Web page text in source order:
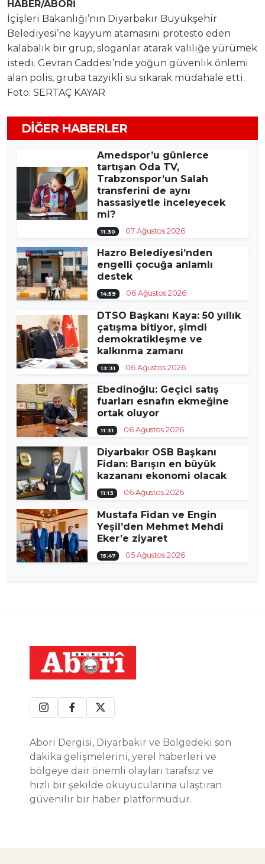
HABER/ABORİ
İçişleri Bakanlığı’nın Diyarbakır Büyükşehir
Belediyesi’ne kayyum atamasını protesto eden
kalabalık bir grup, sloganlar atarak valiliğe yürümek
istedi. Gevran Caddesi’nde yoğun güvenlik önlemi
alan polis, gruba tazyikli su sıkarak müdahale etti.
Foto: SERTAÇ KAYAR
DIĞER HABERLER
Amedspor’u günlerce
tartışan Oda TV,
Trabzonspor’un Salah
transferini de aynı
hassasiyetle inceleyecek
mi?
11:30 07 Ağustos 2026
Hazro Belediyesi’nden
engelli çocuğa anlamlı
destek
14:59 06 Ağustos 2026
DTSO Başkanı Kaya: 50 yıllık
çatışma bitiyor, şimdi
demokratikleşme ve
kalkınma zamanı
13:31 06 Ağustos 2026
Ebedinoğlu: Geçici satış
fuarları esnafın ekmeğine
ortak oluyor
11:31 06 Ağustos 2026
Diyarbakır OSB Başkanı
Fidan: Barışın en büyük
kazananı ekonomi olacak
11:13 06 Ağustos 2026
Mustafa Fidan ve Engin
Yeşil’den Mehmet Mehdi
Eker’e ziyaret
15:47 05 Ağustos 2026
Abori Dergisi, Diyarbakır ve Bölgedeki son
dakika gelişmelerini, yerel haberleri ve
bölgeye dair önemli olayları tarafsız ve
hızlı bir şekilde okuyucularına ulaştıran
güvenilir bir haber platformudur.